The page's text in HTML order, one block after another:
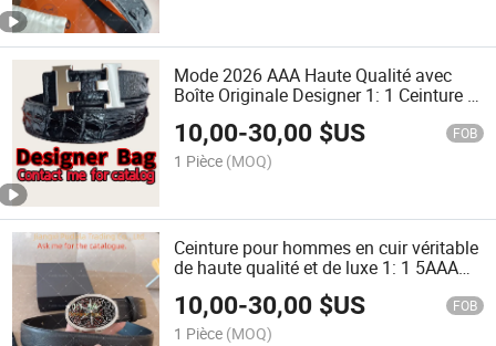
Mode 2026 AAA Haute Qualité avec
Boîte Originale Designer 1: 1 Ceinture H
Marque Homme Femme
10,00-30,00 $US FOB
1 Pièce (MOQ)
Ceinture pour hommes en cuir véritable
de haute qualité et de luxe 1: 1 5AAA
ceinture classique décontractée de
marque célèbre
10,00-30,00 $US FOB
1 Pièce (MOQ)